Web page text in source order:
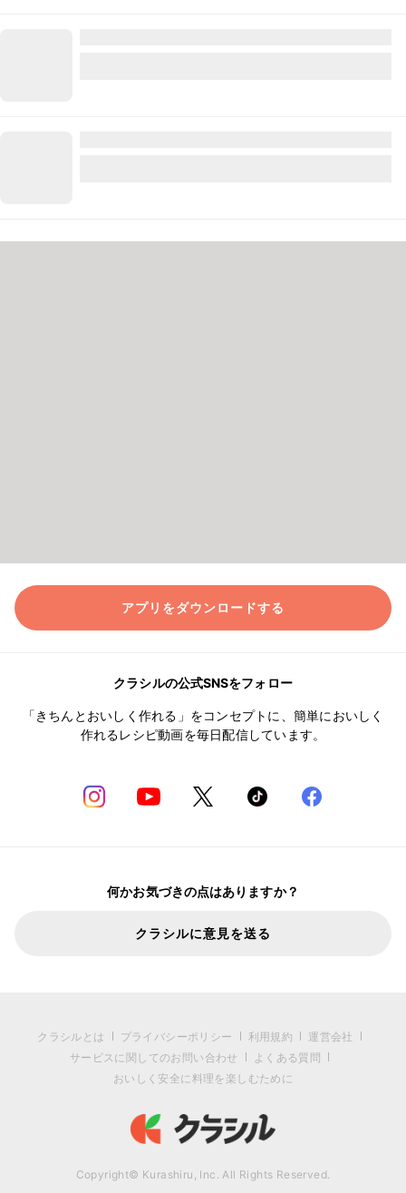
アプリをダウンロードする
クラシルの公式SNSをフォロー
「きちんとおいしく作れる」をコンセプトに、簡単においしく
作れるレシピ動画を毎日配信しています。
何かお気づきの点はありますか？
クラシルに意見を送る
クラシルとは プライバシーポリシー 利用規約
運営会社
サービスに関してのお問い合わせ
よくある質問
おいしく安全に料理を楽しむために
Copyright© Kurashiru, Inc. All Rights Reserved.